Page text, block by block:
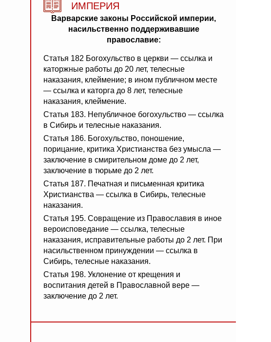
ИМПЕРИЯ
Варварские законы Российской империи,
насильственно поддерживавшие
православие:
Статья 182 Богохульство в церкви — ссылка и
каторжные работы до 20 лет, телесные
наказания, клеймение; в ином публичном месте
— ссылка и каторга до 8 лет, телесные
наказания, клеймение.
Статья 183. Непубличное богохульство — ссылка
в Сибирь и телесные наказания.
Статья 186. Богохульство, поношение,
порицание, критика Христианства без умысла —
заключение в смирительном доме до 2 лет,
заключение в тюрьме до 2 лет.
Статья 187. Печатная и письменная критика
Христианства — ссылка в Сибирь, телесные
наказания.
Статья 195. Совращение из Православия в иное
вероисповедание — ссылка, телесные
наказания, исправительные работы до 2 лет. При
насильственном принуждении — ссылка в
Сибирь, телесные наказания.
Статья 198. Уклонение от крещения и
воспитания детей в Православной вере —
заключение до 2 лет.